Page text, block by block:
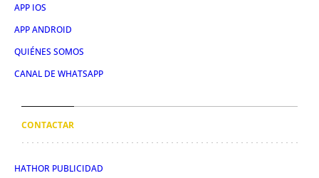
APP IOS
APP ANDROID
QUIÉNES SOMOS
CANAL DE WHATSAPP
CONTACTAR
HATHOR PUBLICIDAD